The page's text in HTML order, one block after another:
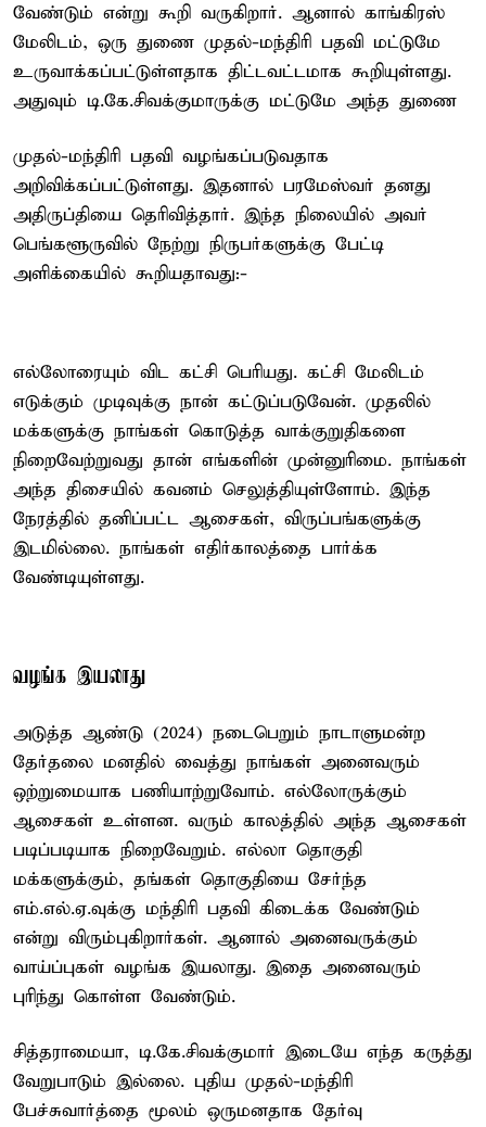
வேண்டும் என்று கூறி வருகிறார். ஆனால் காங்கிரஸ்
மேலிடம், ஒரு துணை முதல்-மந்திரி பதவி மட்டுமே
உருவாக்கப்பட்டுள்ளதாக திட்டவட்டமாக கூறியுள்ளது.
அதுவும் டி.கே.சிவக்குமாருக்கு மட்டுமே அந்த துணை
முதல்-மந்திரி பதவி வழங்கப்படுவதாக
அறிவிக்கப்பட்டுள்ளது. இதனால் பரமேஸ்வர் தனது
அதிருப்தியை தெரிவித்தார். இந்த நிலையில் அவர்
பெங்களூருவில் நேற்று நிருபர்களுக்கு பேட்டி
அளிக்கையில் கூறியதாவது:-
எல்லோரையும் விட கட்சி பெரியது. கட்சி மேலிடம்
எடுக்கும் முடிவுக்கு நான் கட்டுப்படுவேன். முதலில்
மக்களுக்கு நாங்கள் கொடுத்த வாக்குறுதிகளை
நிறைவேற்றுவது தான் எங்களின் முன்னுரிமை. நாங்கள்
அந்த திசையில் கவனம் செலுத்தியுள்ளோம். இந்த
நேரத்தில் தனிப்பட்ட ஆசைகள், விருப்பங்களுக்கு
இடமில்லை. நாங்கள் எதிர்காலத்தை பார்க்க
வேண்டியுள்ளது.
வழங்க இயலாது
அடுத்த ஆண்டு (2024) நடைபெறும் நாடாளுமன்ற
தேர்தலை மனதில் வைத்து நாங்கள் அனைவரும்
ஒற்றுமையாக பணியாற்றுவோம். எல்லோருக்கும்
ஆசைகள் உள்ளன. வரும் காலத்தில் அந்த ஆசைகள்
படிப்படியாக நிறைவேறும். எல்லா தொகுதி
மக்களுக்கும், தங்கள் தொகுதியை சேர்ந்த
எம்.எல்.ஏ.வுக்கு மந்திரி பதவி கிடைக்க வேண்டும்
என்று விரும்புகிறார்கள். ஆனால் அனைவருக்கும்
வாய்ப்புகள் வழங்க இயலாது. இதை அனைவரும்
புரிந்து கொள்ள வேண்டும்.
சித்தராமையா, டி.கே.சிவக்குமார் இடையே எந்த கருத்து
வேறுபாடும் இல்லை. புதிய முதல்-மந்திரி
பேச்சுவார்த்தை மூலம் ஒருமனதாக தேர்வு